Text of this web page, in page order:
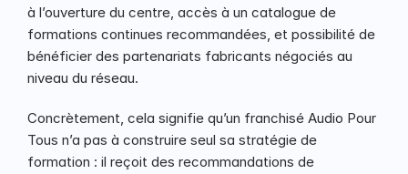
à l’ouverture du centre, accès à un catalogue de
formations continues recommandées, et possibilité de
bénéficier des partenariats fabricants négociés au
niveau du réseau.
Concrètement, cela signifie qu’un franchisé Audio Pour
Tous n’a pas à construire seul sa stratégie de
formation : il reçoit des recommandations de